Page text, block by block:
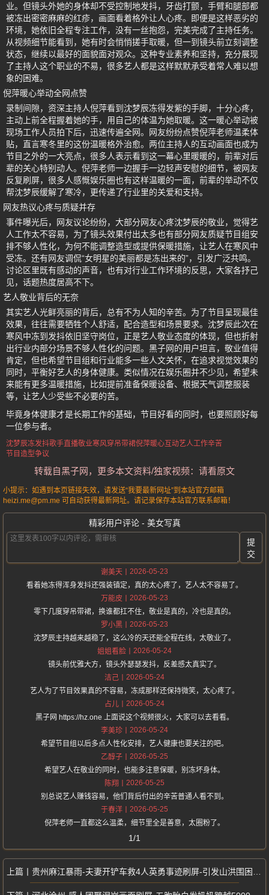
业。但镜头外她的身体却不受控制地发抖，牙齿打颤，手臂和腿部都
被冻出密密麻麻的红疹，画面看着格外让人心疼。即便是这样恶劣的
环境，她依旧全程专注工作，没有一丝抱怨，完美完成了主持任务。
从视频细节能看到，她有时会悄悄搓手取暖，但一到镜头前立刻调整
状态，继续以最好的面貌面对观众。这种专业素养和坚持，充分展现
了主持人这个职业的不易，很多艺人都是这样默默承受着常人难以想
象的困难。
倪萍暖心举动全网点赞
录制间隙，资深主持人倪萍看到沈梦辰冻得发紫的手脚，十分心疼，
主动上前全程握着她的手，用自己的体温为她取暖。这一暖心举动被
现场工作人员拍下后，迅速传遍全网。网友纷纷点赞倪萍老师温柔体
贴，直言寒冬里的这份温暖格外治愈。两位主持人的互动画面也成为
节目之外的一大亮点，很多人表示看到这一幕心里暖暖的，前辈对后
辈的关心特别动人。倪萍老师一边握手一边轻声安慰的细节，被网友
反复刷屏，很多人感慨娱乐圈也有这样温暖的一面，前辈的举动不仅
帮沈梦辰缓解了寒冷，更传递了行业里的关爱和支持。
网友热议心疼与质疑并存
事件曝光后，网友议论纷纷，大部分网友心疼沈梦辰的敬业，觉得艺
人工作太不容易，为了镜头效果付出太多也有部分网友质疑节目组安
排不够人性化，为何不能调整造型或提供保暖措施，让艺人在寒风中
受冻。还有网友调侃“女明星的美丽都是冻出来的”，引发广泛共鸣。
讨论区里既有感动的声音，也有对行业工作环境的反思，大家各抒己
见，话题热度居高不下。
艺人敬业背后的无奈
其实艺人光鲜亮丽的背后，总有不为人知的辛苦。为了节目呈现最佳
效果，往往需要牺牲个人舒适，配合造型和场景要求。沈梦辰此次在
寒风中冻到发抖依旧坚守岗位，正是艺人敬业态度的体现，但也折射
出行业内部分场景不够人性化的问题。黑子网的用户坦言，敬业值得
肯定，但也希望节目组和行业能多一些人文关怀，在追求视觉效果的
同时，平衡好艺人的身体健康。类似情况在娱乐圈并不少见，希望未
来能有更多温暖措施，比如提前准备保暖设备、根据天气调整服装
等，让艺人少受些不必要的苦。
毕竟身体健康才是长期工作的基础，节目好看的同时，也要照顾好每
一位参与者。
沈梦辰冻发抖歌手直播敬业寒风穿吊带裙倪萍暖心互动艺人工作辛苦
节目造型争议
转载自黑子网，更多本文资料/独家视频：请看原文
小提示：如遇到本页链接失效，请发送“我要最新网址”到本站官方邮箱
heizi.me@pm.me 可自动获得最新网址。请记录保存本站官方联系邮箱！
精彩用户评论 - 美女写真
提
交
谢美天
2026-05-23
看着她冻得浑身发抖还强装镇定，真的太心疼了，艺人太不容易了。
万能皮
2026-05-23
零下几度穿吊带裙，换谁都扛不住，敬业是真的，冷也是真的。
罗小黑
2026-05-23
沈梦辰主持越来越稳了，这么冷的天还能全程在线，太敬业了。
姐姐看脸
2026-05-24
镜头前优雅大方，镜头外瑟瑟发抖，反差感太真实了。
洁己
2026-05-24
艺人为了节目效果真的不容易，冻成那样还保持微笑，太心疼了。
占儿
2026-05-24
黑子网 https://hz.one 上面说这个视频很火，大家可以去看看。
李美珍
2026-05-24
希望节目组以后多点人性化安排，艺人健康也要关注的吧。
乙醇子
2026-05-25
希望艺人在敬业的同时，也能多注意保暖，别冻坏身体。
陈翔
2026-05-25
别总说艺人赚钱容易，他们背后付出的辛苦普通人看不到。
于春洋
2026-05-25
倪萍老师一直都这么温柔，细节里全是善意，太圈粉了。
1/1
贵州麻江暴雨-夫妻开铲车救4人英勇事迹刷屏-引发山洪围困当地民居